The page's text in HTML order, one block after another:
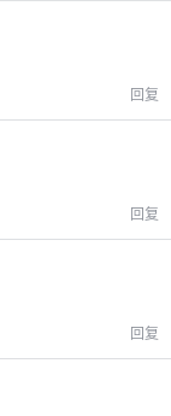
回复
回复
回复